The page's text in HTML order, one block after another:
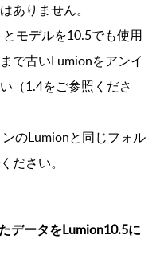
ありません。
モデルを10.5でも使用
で古いLumionをアンイ
（1.4をご参照くださ
のLumionと同じフォル
ださい。
データをLumion10.5に